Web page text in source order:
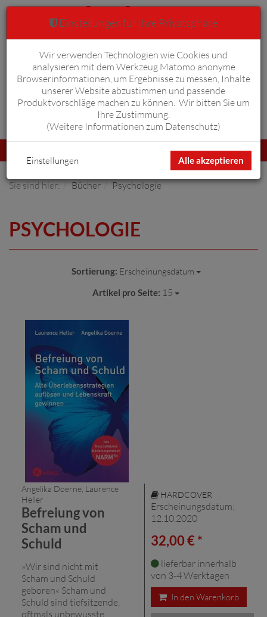
Anmelden Warenkorb 0
umschalten
Sie sind hier: Bücher Psychologie
PSYCHOLOGIE
Sortierung: Erscheinungsdatum
Artikel pro Seite: 15
Angelika Doerne, Laurence
Heller
Befreiung von
Scham und
Schuld
»Wir sind nicht mit
Scham und Schuld
geboren« Scham und
Schuld sind tiefsitzende,
oftmals unbewusste
HARDCOVER
Erscheinungsdatum:
12.10.2020
32,00 € *
lieferbar innerhalb
von 3-4 Werktagen
In den Warenkorb
Einstellungen für Ihre Privatsphäre
Wir verwenden Technologien wie Cookies und
analysieren mit dem Werkzeug Matomo anonyme
Browserinformationen, um Ergebnisse zu messen, Inhalte
unserer Website abzustimmen und passende
Produktvorschläge machen zu können. Wir bitten Sie um
Ihre Zustimmung.
(Weitere Informationen zum Datenschutz)
Alle akzeptieren
Einstellungen